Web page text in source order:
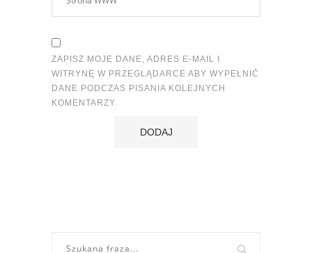
ZAPISZ MOJE DANE, ADRES E-MAIL I
WITRYNĘ W PRZEGLĄDARCE ABY WYPEŁNIĆ
DANE PODCZAS PISANIA KOLEJNYCH
KOMENTARZY.